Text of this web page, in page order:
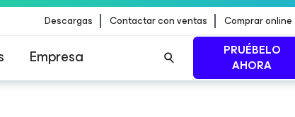
Descargas Contactar con ventas Comprar online
Empresa
PRUÉBELO
AHORA